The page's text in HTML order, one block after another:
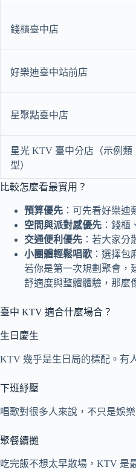
錢櫃臺中店
好樂迪臺中站前店
星聚點臺中店
星光 KTV 臺中分店（示例類
型）
比較怎麼看最實用？
預算優先 ：可先看好樂迪
空間與派對感優先 ：錢櫃
交通便利優先 ：若大家分
小團體輕鬆唱歌 ：選擇包
若你是第一次規劃聚會，
舒適度與整體體驗，那麼
臺中 KTV 適合什麼場合？
生日慶生
KTV 幾乎是生日局的標配。有
下班紓壓
唱歌對很多人來說，不只是娛
聚餐續攤
吃完飯不想太早散場，KTV 是